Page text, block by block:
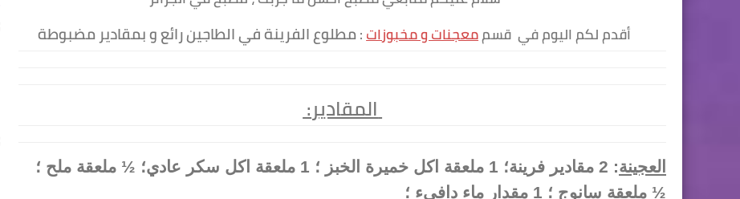
أقدم لكم اليوم في قسممعجنات و مخبوزات:
:المقادير
العجينة
: 2 مقادير فرينة؛ 1 ملعقة اكل خميرة الخبز ؛ 1 ملعقة اكل سكر عادي؛ ½ ملعقة ملح ؛
½ ملعقة سانوج ؛ 1 مقدار ماء دافىء ؛